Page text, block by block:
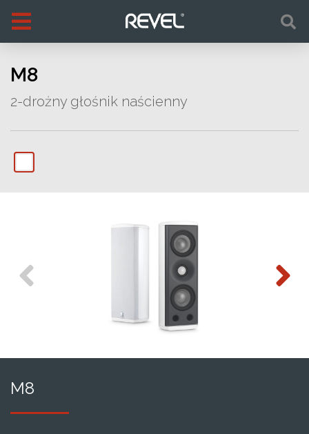
M8
2-drożny głośnik naścienny
M8